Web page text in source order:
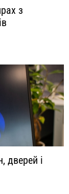
з
дверей і